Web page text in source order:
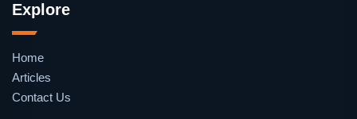
Explore
Home
Articles
Contact Us